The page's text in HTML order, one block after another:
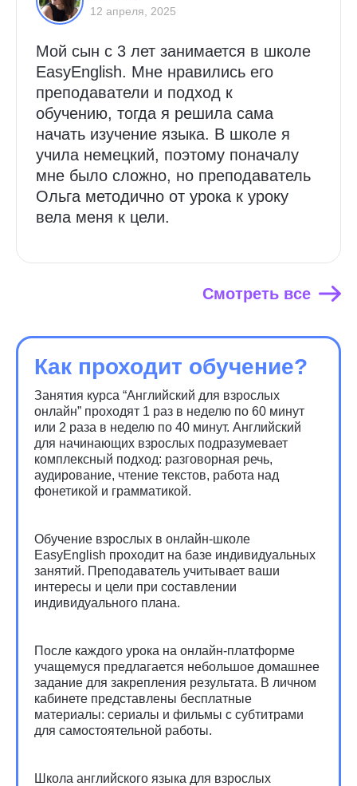
Смотреть все
12 апреля, 2025
Мой сын с 3 лет занимается в школе
EasyEnglish. Мне нравились его
преподаватели и подход к
обучению, тогда я решила сама
начать изучение языка. В школе я
учила немецкий, поэтому поначалу
мне было сложно, но преподаватель
Ольга методично от урока к уроку
вела меня к цели.
Как проходит обучение?
Занятия курса “Английский для взрослых
онлайн” проходят 1 раз в неделю по 60 минут
или 2 раза в неделю по 40 минут. Английский
для начинающих взрослых подразумевает
комплексный подход: разговорная речь,
аудирование, чтение текстов, работа над
фонетикой и грамматикой.
Обучение взрослых в онлайн-школе
EasyEnglish проходит на базе индивидуальных
занятий. Преподаватель учитывает ваши
интересы и цели при составлении
индивидуального плана.
После каждого урока на онлайн-платформе
учащемуся предлагается небольшое домашнее
задание для закрепления результата. В личном
кабинете представлены бесплатные
материалы: сериалы и фильмы с субтитрами
для самостоятельной работы.
Школа английского языка для взрослых